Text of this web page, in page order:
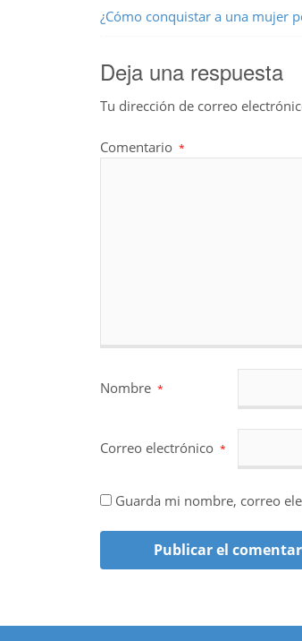
¿Cómo conquistar a una mujer
Deja una respuesta
Tu dirección de correo
Comentario *
Nombre *
Correo electrónico *
Guarda mi nombre, correo